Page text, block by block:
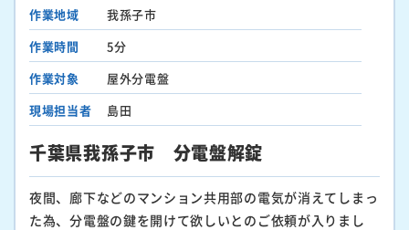
作業地域
我孫子市
作業時間
5分
作業対象
屋外分電盤
現場担当者
島田
千葉県我孫子市 分電盤解錠
夜間、廊下などのマンション共用部の電気が消えてしまっ
た為、分電盤の鍵を開けて欲しいとのご依頼が入りまし